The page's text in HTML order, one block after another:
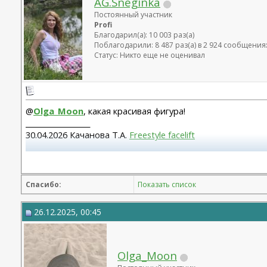
Постоянный участник
Profi
Благодарил(а): 10 003 раз(а)
Поблагодарили: 8 487 раз(а) в 2 924
Статус: Никто еще не оценивал
@Olga_Moon, какая красивая фигура!
30.04.2026 Качанова Т.А. Freestyle facelift
Спасибо: Показать список
26.12.2025, 00:45
Olga_Moon